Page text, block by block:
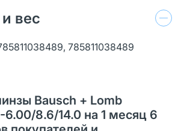
вес
785811038489
Bausch + Lomb
6.00/8.6/14.0 на 1 месяц 6